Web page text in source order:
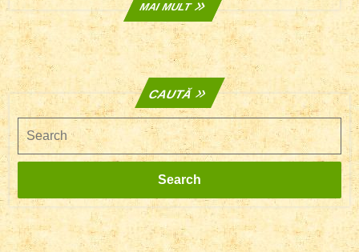
MAI MULT
MAI
MULT
CAUTĂ
Search
Search